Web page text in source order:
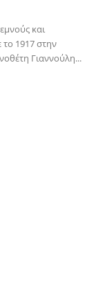
και
1917 στην
Γιαννούλη...